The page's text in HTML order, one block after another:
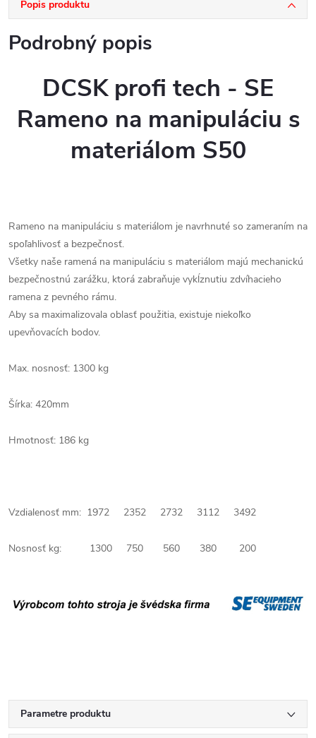
Popis produktu
Podrobný popis
DCSK profi tech - SE
Rameno na manipuláciu s
materiálom S50
Rameno na manipuláciu s materiálom je navrhnuté so zameraním na
spoľahlivosť a bezpečnosť.
Všetky naše ramená na manipuláciu s materiálom majú mechanickú
bezpečnostnú zarážku, ktorá zabraňuje vykĺznutiu zdvíhacieho
ramena z pevného rámu.
Aby sa maximalizovala oblasť použitia, existuje niekoľko
upevňovacích bodov.
Max. nosnosť: 1300 kg
Šírka: 420mm
Hmotnosť: 186 kg
Vzdialenosť mm: 1972 2352 2732 3112 3492
Nosnosť kg: 1300 750 560 380 200
Parametre produktu